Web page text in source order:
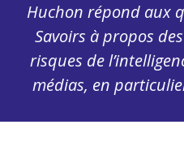
Huchon répond aux
Savoirs à propos
risques de
médias, en